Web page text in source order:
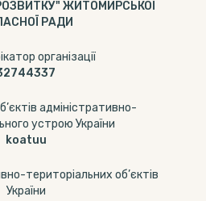
ЖИТОМИРСЬКОЇ
РАДИ
організації
адміністративно-
устрою України
koatuu
територіальних об’єктів
України